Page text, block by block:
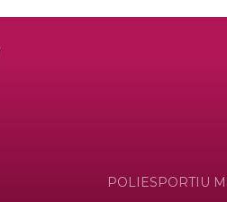
POLIESPORTIU